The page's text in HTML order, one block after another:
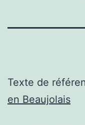
Texte de
en Beaujolais